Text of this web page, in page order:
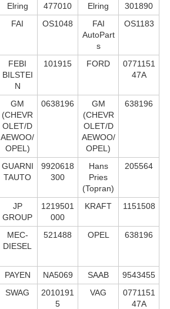
Elring 477010 Elring
301890
FAI OS1048
FAI
AutoPart
s
OS1183
FEBI
BILSTEI
N
101915 FORD
0771151
47A
GM
(CHEVR
OLET/D
AEWOO/
OPEL)
0638196
GM
(CHEVR
OLET/D
AEWOO/
OPEL)
638196
GUARNI
TAUTO
9920618
300
Hans
Pries
(Topran)
205564
JP
GROUP
1219501
000
KRAFT 1151508
MEC-
DIESEL
521488 OPEL 638196
PAYEN NA5069 SAAB
9543455
SWAG
2010191
5
VAG
0771151
47A